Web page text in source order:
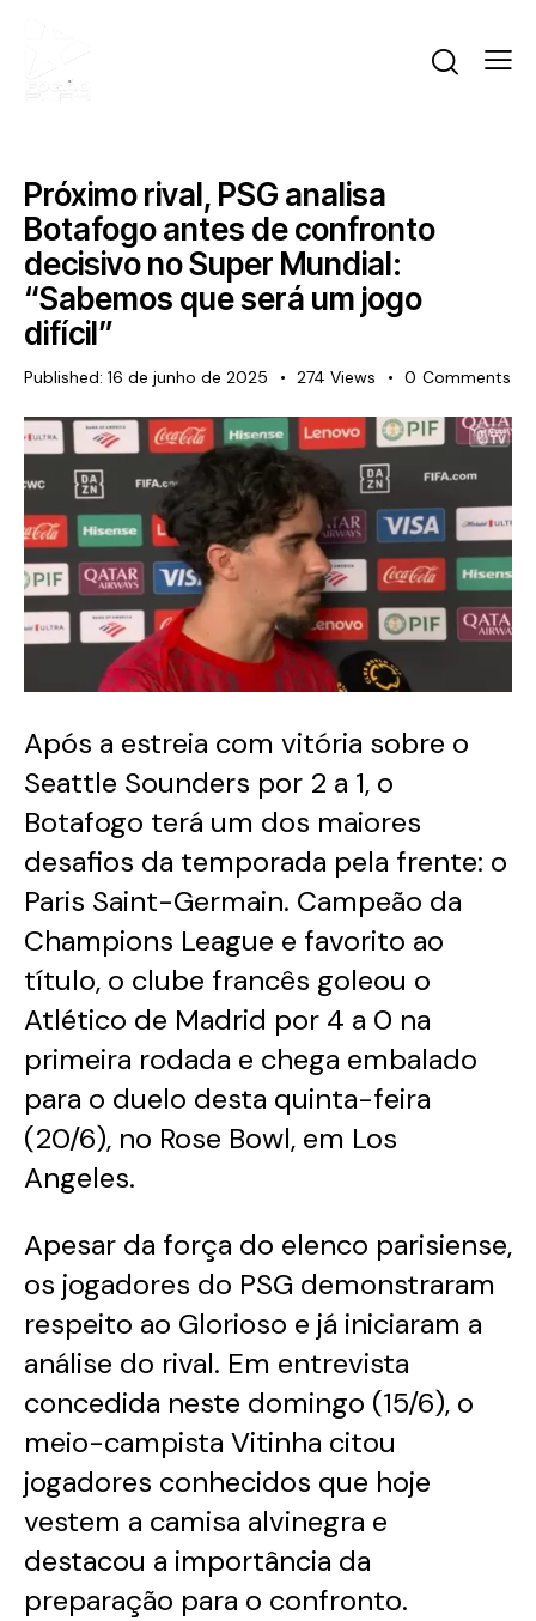
Próximo rival, PSG analisa
Botafogo antes de confronto
decisivo no Super Mundial:
“Sabemos que será um jogo
difícil”
Published: 16 de junho de 2025 274 Views 0 Comments
Após a estreia com vitória sobre o
Seattle Sounders por 2 a 1, o
Botafogo terá um dos maiores
desafios da temporada pela frente: o
Paris Saint-Germain. Campeão da
Champions League e favorito ao
título, o clube francês goleou o
Atlético de Madrid por 4 a 0 na
primeira rodada e chega embalado
para o duelo desta quinta-feira
(20/6), no Rose Bowl, em Los
Angeles.
Apesar da força do elenco parisiense,
os jogadores do PSG demonstraram
respeito ao Glorioso e já iniciaram a
análise do rival. Em entrevista
concedida neste domingo (15/6), o
meio-campista Vitinha citou
jogadores conhecidos que hoje
vestem a camisa alvinegra e
destacou a importância da
preparação para o confronto.